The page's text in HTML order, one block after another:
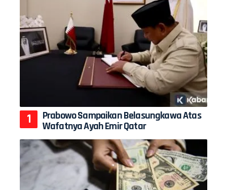
Prabowo Sampaikan Belasungkawa Atas
Wafatnya Ayah Emir Qatar